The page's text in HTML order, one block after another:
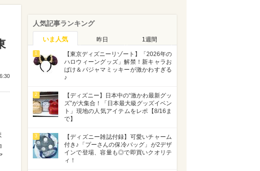
人気記事ランキング
いま人気 昨日 1週間
1
【東京ディズニーリゾート】「2026年の
ハロウィーングッズ」解禁！新キャラお
ばけ＆パジャマミッキーが激かわすぎる
♪
2
【ディズニー】日本中の“激かわ最新グッ
ズ”が大集合！「日本最大級グッズイベン
ト」現地の人気アイテムをレポ【8/16ま
で】
3
【ディズニー雑誌付録】可愛いチャーム
付き♪「プーさんの保冷バッグ」が2デザ
インで登場、容量も◎で即買いクオリテ
ィ！